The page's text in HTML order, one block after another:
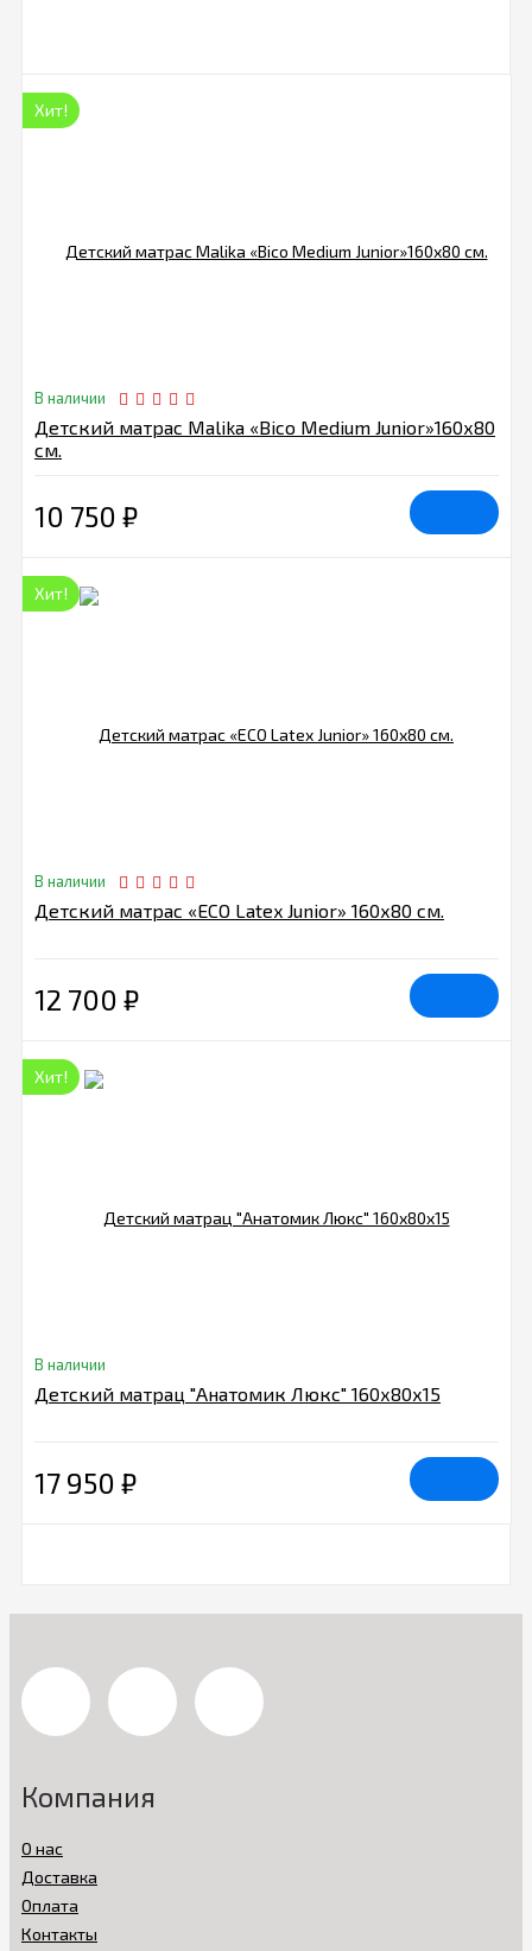
Хит!
В наличии
Детский матрас Malika «Bico Medium Junior»160х80
см.
10 750 ₽
Хит!
В наличии
Детский матрас «ECO Latex Junior» 160х80 см.
12 700 ₽
Хит!
В наличии
Детский матрац "Анатомик Люкс" 160х80х15
17 950 ₽
Компания
О нас
Доставка
Оплата
Контакты